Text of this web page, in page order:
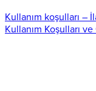
Kullanım koşulları –
Kullanım Koşulları